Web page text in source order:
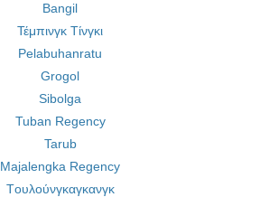
Bangil
Τέμπινγκ Τίνγκι
Pelabuhanratu
Grogol
Sibolga
Tuban Regency
Tarub
Majalengka Regency
Tουλούνγκαγκανγκ